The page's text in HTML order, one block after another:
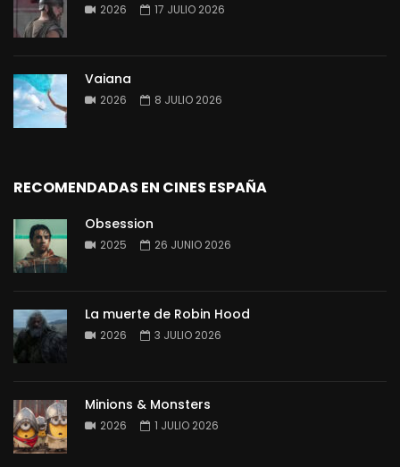
2026 17 JULIO 2026
Vaiana
2026 8 JULIO 2026
RECOMENDADAS EN CINES ESPAÑA
Obsession
2025 26 JUNIO 2026
La muerte de Robin Hood
2026 3 JULIO 2026
Minions & Monsters
2026 1 JULIO 2026